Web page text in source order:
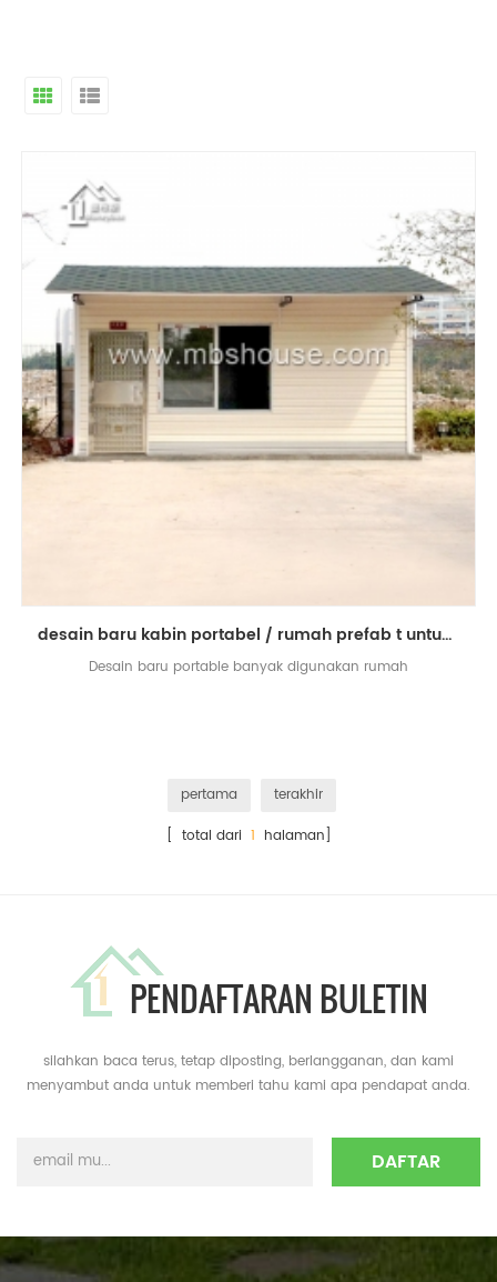
desain baru kabin portabel / rumah prefab t untuk asrama / kantor / toko
Desain baru portable banyak digunakan rumah
pertama
terakhir
[ total dari 1 halaman]
PENDAFTARAN BULETIN
silahkan baca terus, tetap diposting, berlangganan, dan kami
menyambut anda untuk memberi tahu kami apa pendapat anda.